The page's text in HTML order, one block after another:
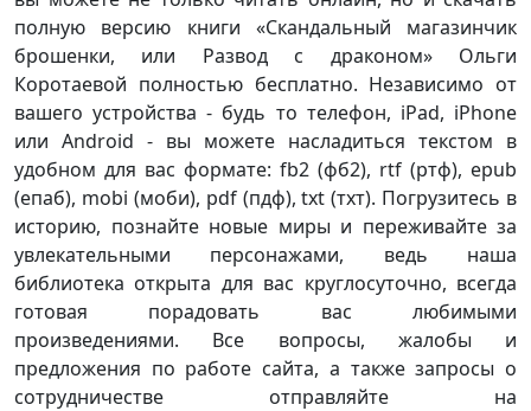
полную версию книги «Скандальный магазинчик
брошенки, или Развод с драконом» Ольги
Коротаевой полностью бесплатно. Независимо от
вашего устройства - будь то телефон, iPad, iPhone
или Android - вы можете насладиться текстом в
удобном для вас формате: fb2 (фб2), rtf (ртф), epub
(епаб), mobi (моби), pdf (пдф), txt (тхт). Погрузитесь в
историю, познайте новые миры и переживайте за
увлекательными персонажами, ведь наша
библиотека открыта для вас круглосуточно, всегда
готовая порадовать вас любимыми
произведениями. Все вопросы, жалобы и
предложения по работе сайта, а также запросы о
сотрудничестве отправляйте на